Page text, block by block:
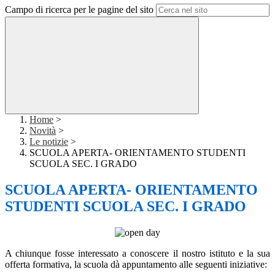
Campo di ricerca per le pagine del sito
Home >
Novità >
Le notizie >
SCUOLA APERTA- ORIENTAMENTO STUDENTI
SCUOLA SEC. I GRADO
SCUOLA APERTA- ORIENTAMENTO
STUDENTI SCUOLA SEC. I GRADO
A chiunque fosse interessato a conoscere il nostro istituto e la sua
offerta formativa, la scuola dà appuntamento alle seguenti iniziative: